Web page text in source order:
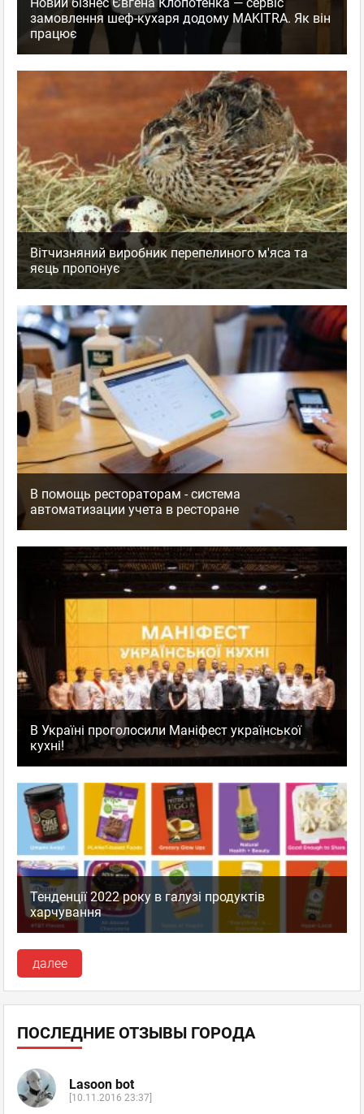
замовлення шеф-кухаря додому MAKITRA. Як він
працює
Вітчизняний виробник перепелиного м'яса та
яєць пропонує
В помощь рестораторам - система
автоматизации учета в ресторане
В Україні проголосили Маніфест української
кухні!
Тенденції 2022 року в галузі продуктів
харчування
далее
ПОСЛЕДНИЕ ОТЗЫВЫ ГОРОДА
Lasoon bot
[10.11.2016 23:37]